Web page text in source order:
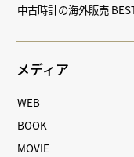
中古時計の海外販売
メディア
WEB
BOOK
MOVIE